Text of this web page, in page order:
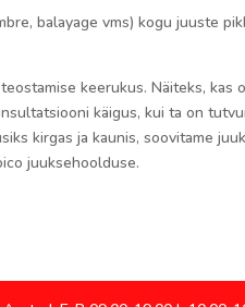
balayage vms) kogu juuste
keerukus. Näiteks, kas
käigus, kui ta on
kirgas ja kaunis, soovitame
juuksehoolduse.